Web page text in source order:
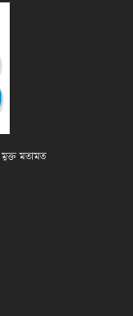
মতামত